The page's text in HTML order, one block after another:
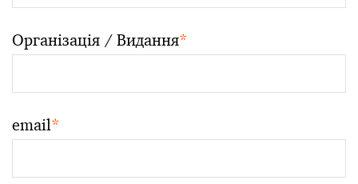
Організація / Видання*
email*